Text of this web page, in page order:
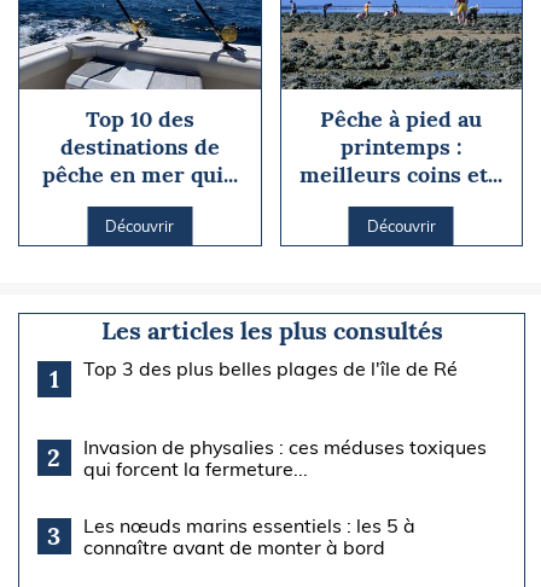
Top 10 des
destinations de
pêche en mer qui...
Découvrir
Pêche à pied au
printemps :
meilleurs coins et...
Découvrir
Les articles les plus consultés
1
Top 3 des plus belles plages de l'île de Ré
2
Invasion de physalies : ces méduses toxiques
qui forcent la fermeture...
3
Les nœuds marins essentiels : les 5 à
connaître avant de monter à bord